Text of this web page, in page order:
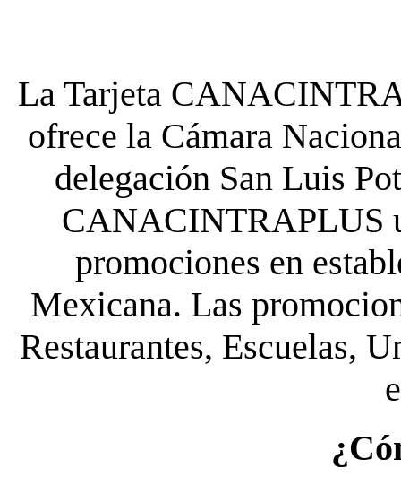
La Tarjeta
ofrece la Cámara
delegación San Luis
CANACINTRAPLUS
promociones en
Mexicana. Las
Restaurantes, Escuelas,